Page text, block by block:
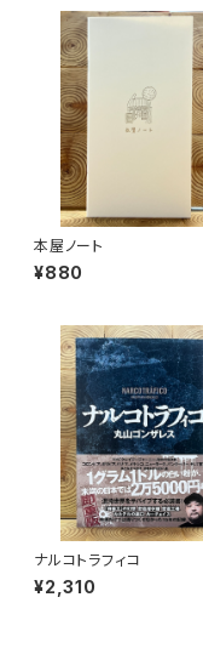
本屋ノート
¥880
ナルコトラフィコ
¥2,310